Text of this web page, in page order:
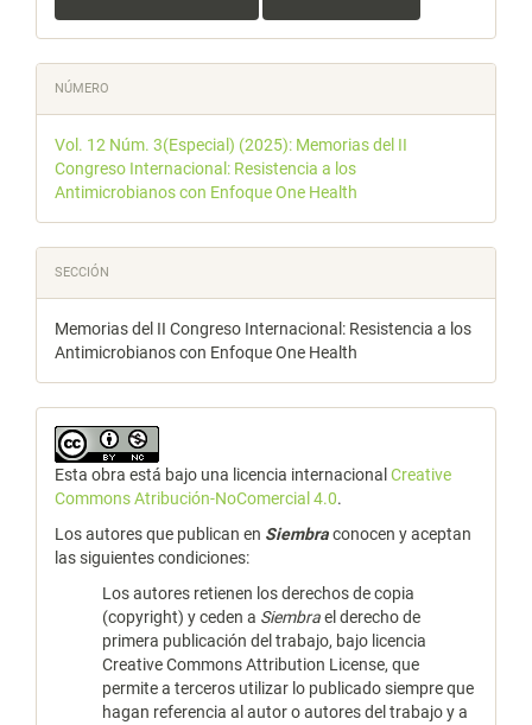
NÚMERO
Vol. 12 Núm. 3(Especial) (2025): Memorias del II
Congreso Internacional: Resistencia a los
Antimicrobianos con Enfoque One Health
SECCIÓN
Memorias del II Congreso Internacional: Resistencia a los
Antimicrobianos con Enfoque One Health
Esta obra está bajo una licencia internacional Creative
Commons Atribución-NoComercial 4.0.
Los autores que publican en Siembraconocen y aceptan
las siguientes condiciones:
Los autores retienen los derechos de copia
(copyright) y ceden a Siembrael derecho de
primera publicación del trabajo, bajo licencia
Creative Commons Attribution License, que
permite a terceros utilizar lo publicado siempre que
hagan referencia al autor o autores del trabajo y a